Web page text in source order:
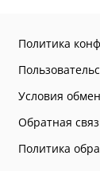
Политика
Условия
Обратная
Политика